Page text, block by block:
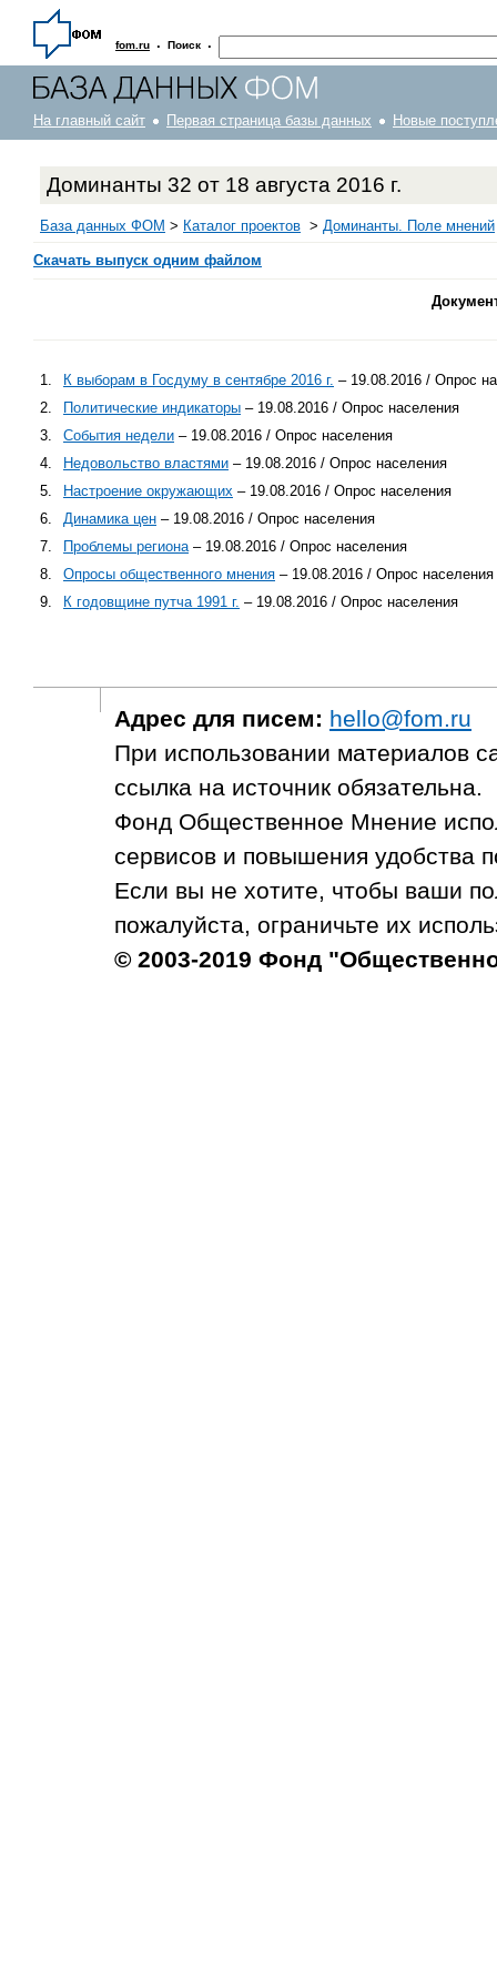
fom.ru · Поиск ·
На главный сайт Первая страница базы данных Новые
Доминанты 32 от 18 августа 2016 г.
База данных ФОМ > Каталог проектов > Доминанты. Поле мнений
Скачать выпуск одним файлом
1. К выборам в Госдуму в сентябре 2016 г. – 19.08.2016 / Опрос
2.
Политические индикаторы – 19.08.2016 / Опрос населения
3.
События недели – 19.08.2016 / Опрос населения
4.
Недовольство властями – 19.08.2016 / Опрос населения
5.
Настроение окружающих – 19.08.2016 / Опрос населения
6.
Динамика цен – 19.08.2016 / Опрос населения
7.
Проблемы региона – 19.08.2016 / Опрос населения
8.
Опросы общественного мнения – 19.08.2016 / Опрос населения
9.
К годовщине путча 1991 г. – 19.08.2016 / Опрос населения
Адрес для писем: hello@fom.ru
При использовании материалов
ссылка на источник обязательна.
Фонд Общественное Мнение
сервисов и повышения удобства
Если вы не хотите, чтобы ваши
пожалуйста, ограничьте их
© 2003-2019 Фонд